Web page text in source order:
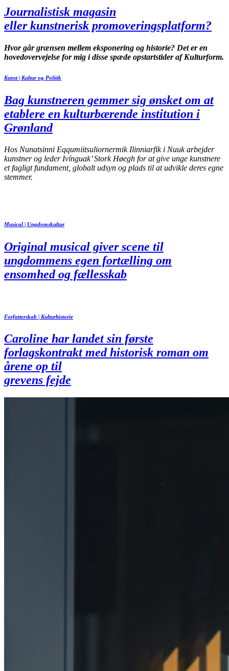
Journalistisk magasin
eller kunstnerisk promoveringsplatform?
Hvor går grænsen mellem eksponering og historie? Det er en
hovedovervejelse for mig i disse spæde opstartstider af Kulturform.
Kunst | Kultur og Politik
Bag kunstneren gemmer sig ønsket om at
etablere en kulturbærende institution i
Grønland
Hos Nunatsinni Eqqumiitsuliornermik Ilinniarfik i Nuuk arbejder
kunstner og leder Ivínguak’ Stork Høegh for at give unge kunstnere
et fagligt fundament, globalt udsyn og plads til at udvikle deres egne
stemmer.
Musical | Ungdomskultur
Original musical giver scene til
ungdommens egen fortælling om
ensomhed og fællesskab
Forfatterskab | Kulturhistorie
Caroline har landet sin første
forlagskontrakt med historisk roman om
årene op til
grevens fejde